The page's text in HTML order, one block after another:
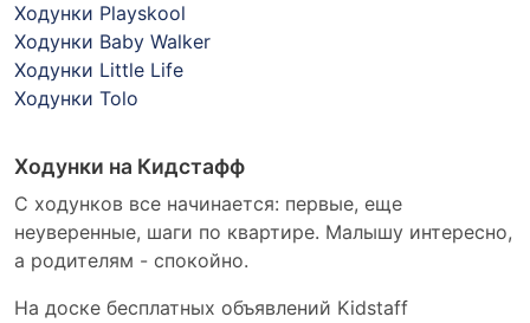
Ходунки Playskool
Ходунки Baby Walker
Ходунки Little Life
Ходунки Tolo
Ходунки на Кидстафф
С ходунков все начинается: первые, еще
неуверенные, шаги по квартире. Малышу интересно,
а родителям - спокойно.
На доске бесплатных объявлений Kidstaff